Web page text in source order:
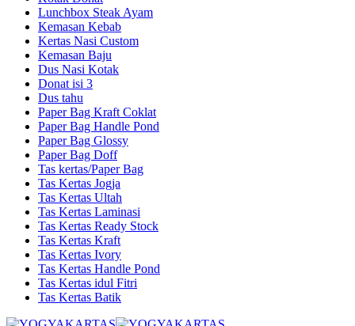
Lunchbox Steak Ayam
Kemasan Kebab
Kertas Nasi Custom
Kemasan Baju
Dus Nasi Kotak
Donat isi 3
Dus tahu
Paper Bag Kraft Coklat
Paper Bag Handle Pond
Paper Bag Glossy
Paper Bag Doff
Tas kertas/Paper Bag
Tas Kertas Jogja
Tas Kertas Ultah
Tas Kertas Laminasi
Tas Kertas Ready Stock
Tas Kertas Kraft
Tas Kertas Ivory
Tas Kertas Handle Pond
Tas Kertas idul Fitri
Tas Kertas Batik